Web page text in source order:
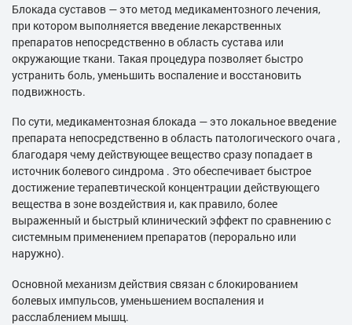
Блокада суставов — это метод медикаментозного лечения,
при котором выполняется введение лекарственных
препаратов непосредственно в область сустава или
окружающие ткани. Такая процедура позволяет быстро
устранить боль, уменьшить воспаление и восстановить
подвижность.
По сути, медикаментозная блокада — это локальное введение
препарата непосредственно в область патологического очага ,
благодаря чему действующее вещество сразу попадает в
источник болевого синдрома . Это обеспечивает быстрое
достижение терапевтической концентрации действующего
вещества в зоне воздействия и, как правило, более
выраженный и быстрый клинический эффект по сравнению с
системным применением препаратов (перорально или
наружно).
Основной механизм действия связан с блокированием
болевых импульсов, уменьшением воспаления и
расслаблением мышц.